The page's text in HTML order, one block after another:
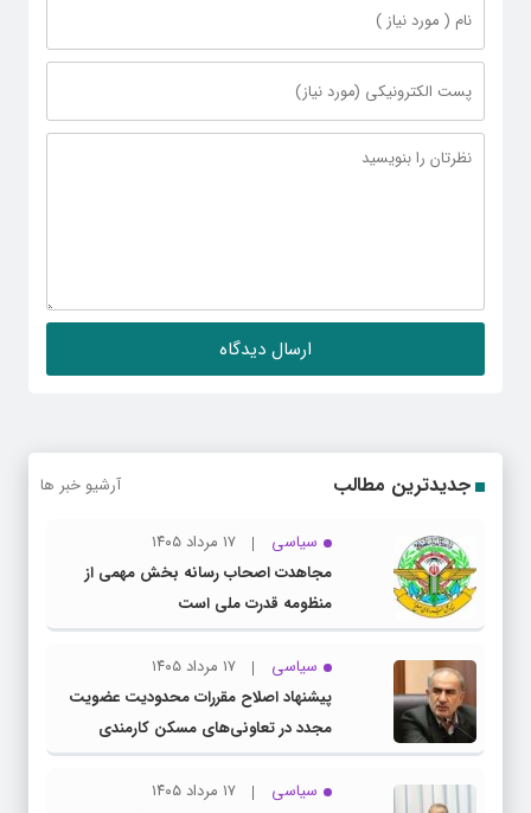
جدیدترین مطالب آرشیو خبر ها
سیاسی
۱۷ مرداد ۱۴۰۵
مجاهدت اصحاب رسانه بخش مهمی از
منظومه قدرت ملی است
سیاسی
۱۷ مرداد ۱۴۰۵
پیشنهاد اصلاح مقررات محدودیت عضویت
مجدد در تعاونی‌های مسکن کارمندی
سیاسی
۱۷ مرداد ۱۴۰۵